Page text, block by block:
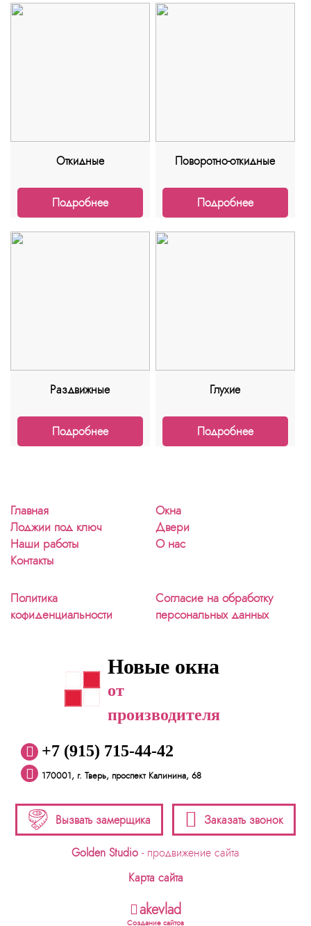
Откидные
Подробнее
Поворотно-откидные
Подробнее
Раздвижные
Подробнее
Глухие
Подробнее
Главная
Окна
Лоджии под ключ
Двери
Наши работы
О нас
Контакты
Политика
кофиденциальности
Согласие на обработку
персональных данных
Новые окна
от
производителя
+7 (915) 715-44-42
170001, г. Тверь, проспект Калинина, 68
Вызвать замерщика Заказать звонок
Golden Studio - продвижение сайта
Карта сайта
akevlad
Создание сайтов